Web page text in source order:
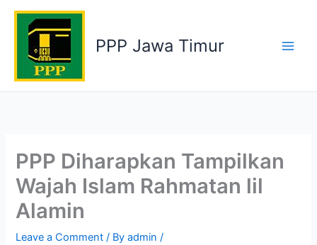
Skip
content
PPP Jawa Timur
PPP Diharapkan Tampilkan
Wajah Islam Rahmatan lil
Alamin
Leave a Comment / Byadmin/